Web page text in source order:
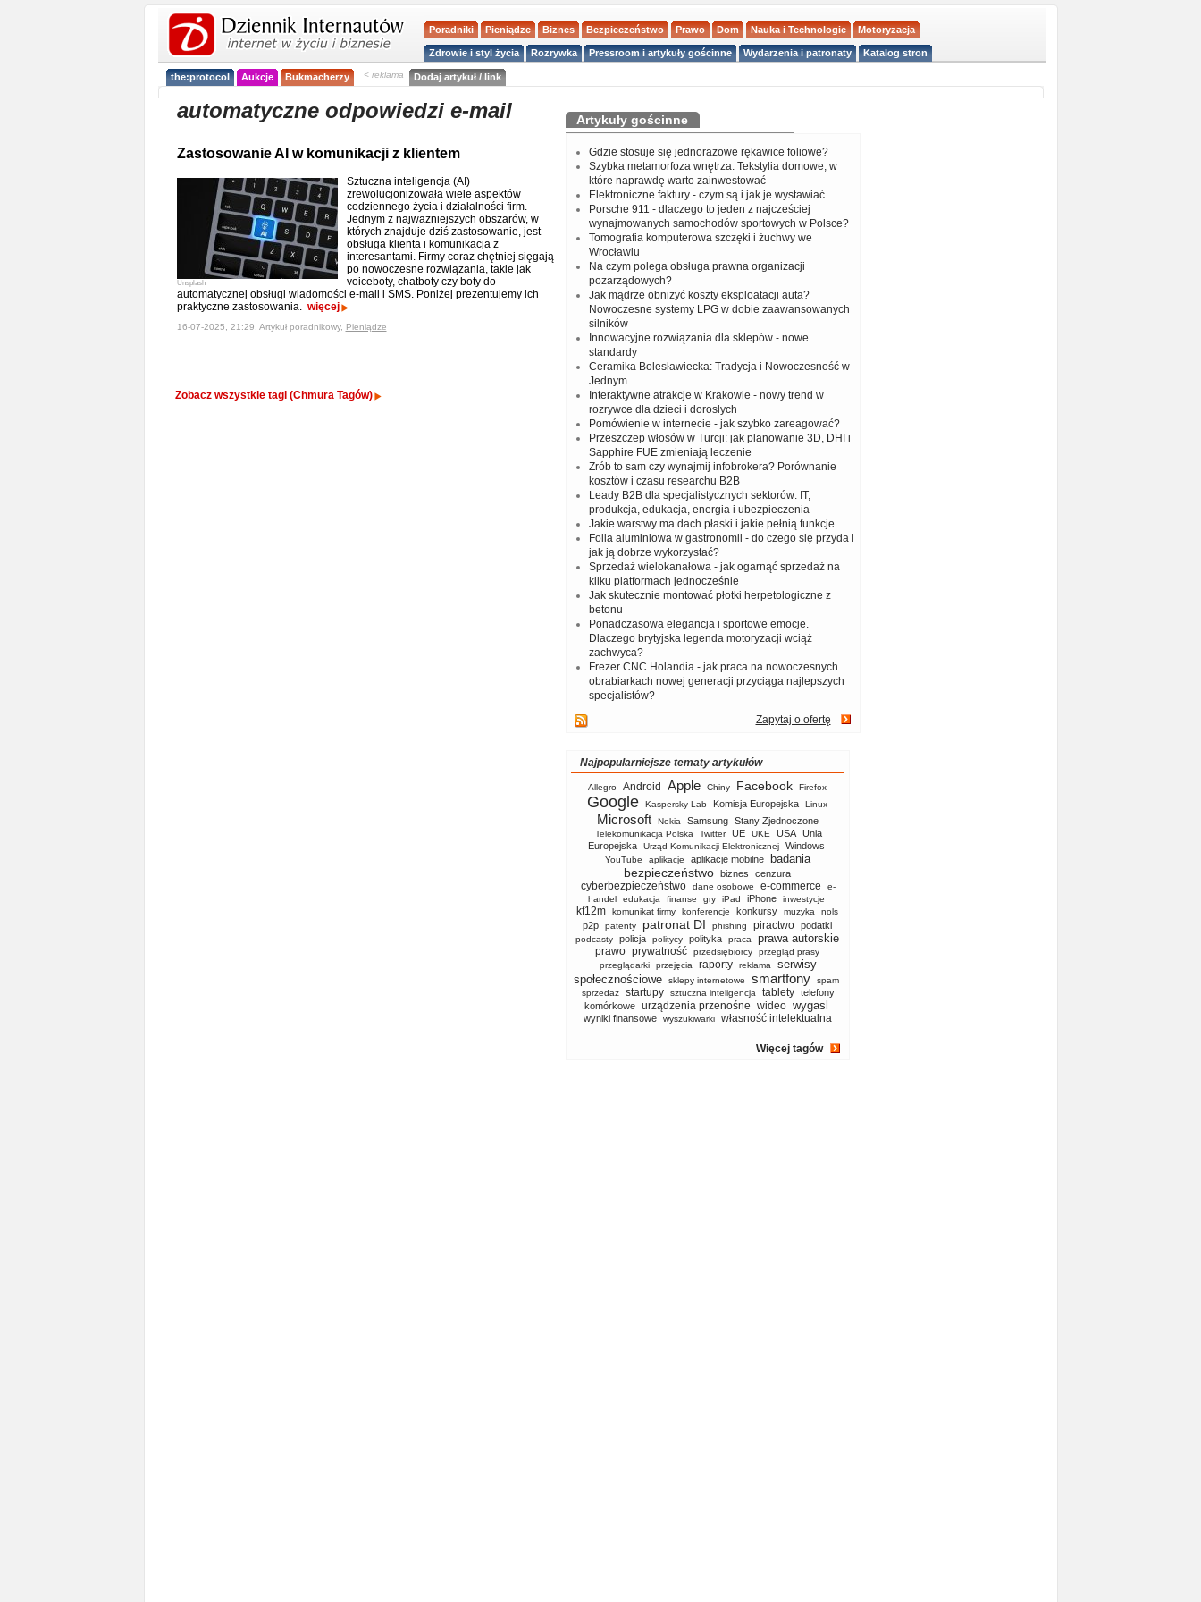
Poradniki Pieniądze Biznes Bezpieczeństwo Prawo Dom Nauka i Technologie Motoryzacja
Zdrowie i styl życia Rozrywka Pressroom i artykuły gościnne Wydarzenia i patronaty Katalog stron
the:protocol Aukcje Bukmacherzy < reklama Dodaj artykuł / link
automatyczne odpowiedzi e-mail
Zastosowanie AI w komunikacji z klientem
Unsplash
Sztuczna inteligencja (AI)
zrewolucjonizowała wiele aspektów
codziennego życia i działalności firm.
Jednym z najważniejszych obszarów, w
których znajduje dziś zastosowanie, jest
obsługa klienta i komunikacja z
interesantami. Firmy coraz chętniej sięgają
po nowoczesne rozwiązania, takie jak
voiceboty, chatboty czy boty do
automatycznej obsługi wiadomości e-mail i SMS. Poniżej prezentujemy ich
praktyczne zastosowania. więcej
16-07-2025, 21:29, Artykuł poradnikowy, Pieniądze
Zobacz wszystkie tagi (Chmura Tagów)
Artykuły gościnne
Gdzie stosuje się jednorazowe rękawice foliowe?
Szybka metamorfoza wnętrza. Tekstylia domowe, w
które naprawdę warto zainwestować
Elektroniczne faktury - czym są i jak je wystawiać
Porsche 911 - dlaczego to jeden z najcześciej
wynajmowanych samochodów sportowych w Polsce?
Tomografia komputerowa szczęki i żuchwy we
Wrocławiu
Na czym polega obsługa prawna organizacji
pozarządowych?
Jak mądrze obniżyć koszty eksploatacji auta?
Nowoczesne systemy LPG w dobie zaawansowanych
silników
Innowacyjne rozwiązania dla sklepów - nowe
standardy
Ceramika Bolesławiecka: Tradycja i Nowoczesność w
Jednym
Interaktywne atrakcje w Krakowie - nowy trend w
rozrywce dla dzieci i dorosłych
Pomówienie w internecie - jak szybko zareagować?
Przeszczep włosów w Turcji: jak planowanie 3D, DHI i
Sapphire FUE zmieniają leczenie
Zrób to sam czy wynajmij infobrokera? Porównanie
kosztów i czasu researchu B2B
Leady B2B dla specjalistycznych sektorów: IT,
produkcja, edukacja, energia i ubezpieczenia
Jakie warstwy ma dach płaski i jakie pełnią funkcje
Folia aluminiowa w gastronomii - do czego się przyda i
jak ją dobrze wykorzystać?
Sprzedaż wielokanałowa - jak ogarnąć sprzedaż na
kilku platformach jednocześnie
Jak skutecznie montować płotki herpetologiczne z
betonu
Ponadczasowa elegancja i sportowe emocje.
Dlaczego brytyjska legenda motoryzacji wciąż
zachwyca?
Frezer CNC Holandia - jak praca na nowoczesnych
obrabiarkach nowej generacji przyciąga najlepszych
specjalistów?
Zapytaj o ofertę
Najpopularniejsze tematy artykułów
Allegro Android Apple Chiny Facebook Firefox
Google Kaspersky Lab Komisja Europejska Linux
Microsoft Nokia Samsung Stany Zjednoczone
Telekomunikacja Polska Twitter UE UKE USA
Unia
Europejska
Urząd Komunikacji Elektronicznej Windows
YouTube aplikacje aplikacje mobilne badania
bezpieczeństwo biznes cenzura
cyberbezpieczeństwo dane osobowe e-commerce
e-
handel
edukacja finanse gry iPad iPhone inwestycje
kf12m komunikat firmy konferencje konkursy muzyka nols
p2p patenty patronat DI phishing piractwo podatki
podcasty policja politycy polityka praca prawa autorskie
prawo prywatność przedsiębiorcy
przegląd prasy
przeglądarki
przejęcia raporty reklama
serwisy
społecznościowe
sklepy internetowe smartfony
spam
sprzedaż
startupy sztuczna inteligencja tablety telefony
komórkowe urządzenia przenośne wideo wygasl
wyniki finansowe wyszukiwarki własność intelektualna
Więcej tagów